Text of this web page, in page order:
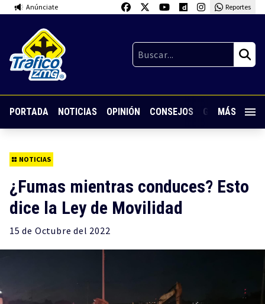
Anúnciate Reportes
PORTADA NOTICIAS OPINIÓN CONSEJOS GUARDIA
MÁS
NOTICIAS
¿Fumas mientras conduces? Esto
dice la Ley de Movilidad
15 de Octubre del 2022